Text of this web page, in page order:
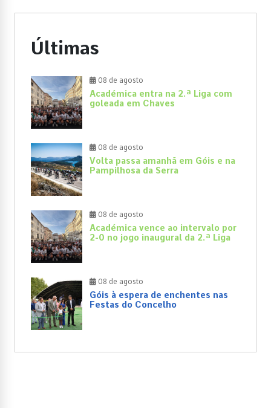
Últimas
08 de agosto
Académica entra na 2.ª Liga com
goleada em Chaves
08 de agosto
Volta passa amanhã em Góis e na
Pampilhosa da Serra
08 de agosto
Académica vence ao intervalo por
2-0 no jogo inaugural da 2.ª Liga
08 de agosto
Góis à espera de enchentes nas
Festas do Concelho